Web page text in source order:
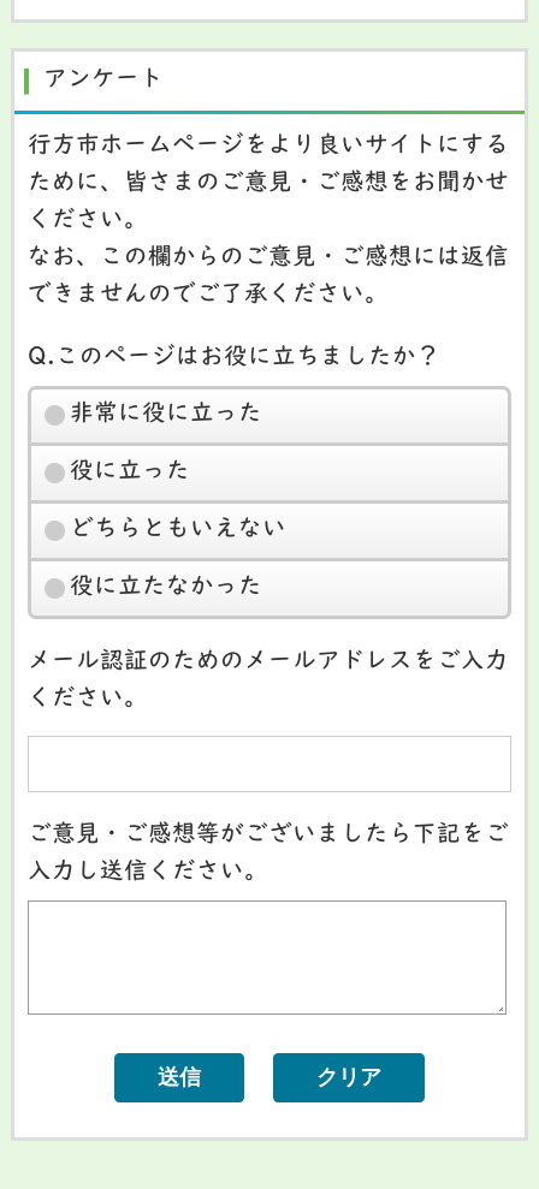
アンケート
行方市ホームページをより良いサイトにする
ために、皆さまのご意見・ご感想をお聞かせ
ください。
なお、この欄からのご意見・ご感想には返信
できませんのでご了承ください。
Q.このページはお役に立ちましたか？
非常に役に立った
役に立った
どちらともいえない
役に立たなかった
メール認証のためのメールアドレスをご入力
ください。
ご意見・ご感想等がございましたら下記をご
入力し送信ください。